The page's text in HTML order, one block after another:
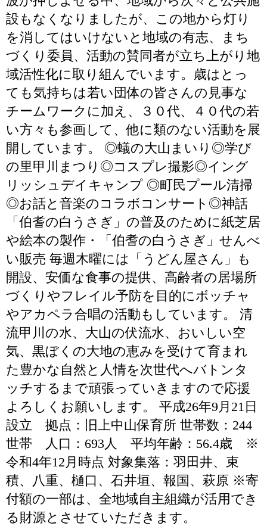
設もなくなりましたが、この地から灯り
を消してはいけないと地域の有志、まち
づくり委員、活動の賛同者が立ち上がり地
域活性化に取り組んでいます。歳はとっ
ても気持ちは若い団体の皆さんの見事な
チームワークに加え、３０代、４０代の若
い方々も参画して、他に類のない活動を展
開しています。 ◎蟻の大山まいり◎学び
の里甲川まつり◎コスプレ撮影◎イング
リッシュデイキャンプ ◎町民プール清掃
◎お話と音楽のコラボコンサート◎神話
「伯耆の白うさぎ」の普及のために紙芝居
や絵本の製作・「伯耆の白うさぎ」せんべ
い販売 毎週木曜には「うどん屋さん」も
開設、安価な食事の提供、高齢者の居場所
づくりやフレイル予防を目的にボッチャ
やアカペラ合唱の活動もしています。 清
流甲川の水、大山の伏流水、おいしい空
気、黒ぼくの大地の恵みを受けて育まれ
た豊かな自然と人情を次世代へバトンタ
ッチするまで頑張っていきますので応援
よろしくお願いします。 平成26年9月21日
設立 拠点：旧上中山保育所 世帯数：244
世帯 人口：693人 平均年齢：56.4歳 ※
令和4年12月時点 対象集落：羽田井、束
積、八重、樋口、石井垣、報国、萩原 ※寄
付額の一部は、全地域自主組織が活用でき
る財源とさせていただきます。